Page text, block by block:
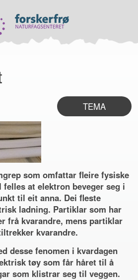
TEMA
som omfattar fleire fysiske
at elektron beveger seg i
til eit anna. Dei fleste
ladning. Partiklar som har
frå kvarandre, mens partiklar
kvarandre.
desse fenomen i kvardagen
tøy som får håret til å
som klistrar seg til veggen.